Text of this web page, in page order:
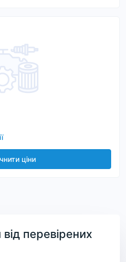
ціни
перевірених